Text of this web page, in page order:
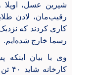
شیرین عسل،
رقیب‌مان، لادن
رسما خارج شده‌ایم.
وی با بیان